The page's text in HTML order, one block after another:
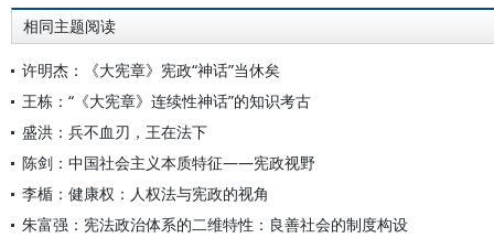
相同主题阅读
许明杰：《大宪章》宪政“神话”当休矣
王栋：“《大宪章》连续性神话”的知识考古
盛洪：兵不血刃，王在法下
陈剑：中国社会主义本质特征——宪政视野
李楯：健康权：人权法与宪政的视角
朱富强：宪法政治体系的二维特性：良善社会的制度构设